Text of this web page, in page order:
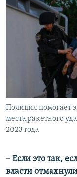
Полиция помогает
места ракетного
2023 года
– Если это так,
власти